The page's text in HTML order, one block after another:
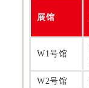
展馆
W1号馆
W2号馆